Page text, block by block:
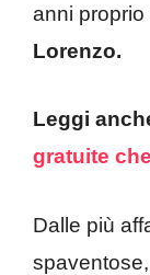
anni proprio
Lorenzo.
Leggi
gratuite
Dalle più